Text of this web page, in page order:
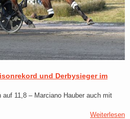
und Derbysieger im
11,8 – Marciano Hauber auch mit
Weiterlesen